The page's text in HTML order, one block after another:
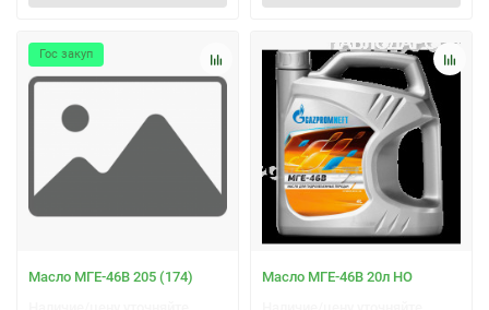
Гос закуп
Масло МГЕ-46В 205 (174)
Масло МГЕ-46В 20л НО